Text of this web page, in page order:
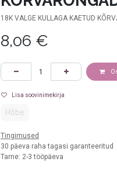
18K VALGE KULLAGA KAETUD
8,06 €
Lisa soovinimekirja
Hõbe
Tingimused
30 päeva raha tagasi garanteeritud
Tarne: 2-3 tööpäeva